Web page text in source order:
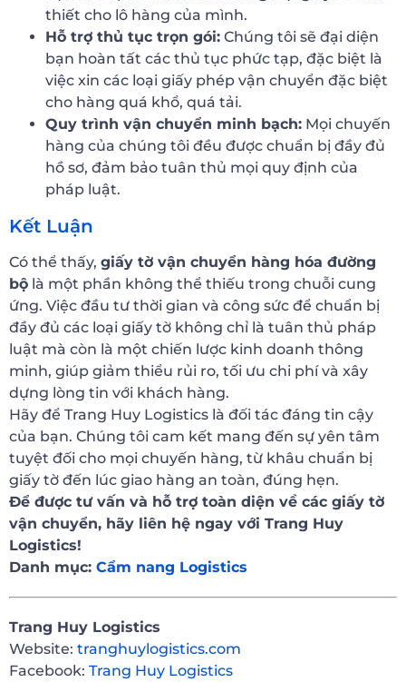
thiết cho lô hàng của mình.
Hỗ trợ thủ tục trọn gói: Chúng tôi sẽ đại diện
bạn hoàn tất các thủ tục phức tạp, đặc biệt là
việc xin các loại giấy phép vận chuyển đặc biệt
cho hàng quá khổ, quá tải.
Quy trình vận chuyển minh bạch: Mọi chuyến
hàng của chúng tôi đều được chuẩn bị đầy đủ
hồ sơ, đảm bảo tuân thủ mọi quy định của
pháp luật.
Kết Luận
Có thể thấy, giấy tờ vận chuyển hàng hóa đường
bộ là một phần không thể thiếu trong chuỗi cung
ứng. Việc đầu tư thời gian và công sức để chuẩn bị
đầy đủ các loại giấy tờ không chỉ là tuân thủ pháp
luật mà còn là một chiến lược kinh doanh thông
minh, giúp giảm thiểu rủi ro, tối ưu chi phí và xây
dựng lòng tin với khách hàng.
Hãy để Trang Huy Logistics là đối tác đáng tin cậy
của bạn. Chúng tôi cam kết mang đến sự yên tâm
tuyệt đối cho mọi chuyến hàng, từ khâu chuẩn bị
giấy tờ đến lúc giao hàng an toàn, đúng hẹn.
Để được tư vấn và hỗ trợ toàn diện về các giấy tờ
vận chuyển, hãy liên hệ ngay với Trang Huy
Logistics!
Danh mục: Cẩm nang Logistics
Trang Huy Logistics
Website: tranghuylogistics.com
Facebook: Trang Huy Logistics